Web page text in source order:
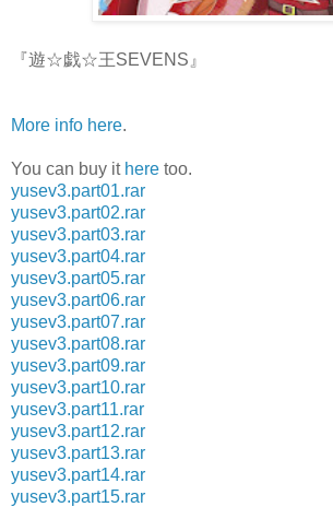
『遊☆戯☆王SEVENS』
More info here.
You can buy it here too.
yusev3.part01.rar
yusev3.part02.rar
yusev3.part03.rar
yusev3.part04.rar
yusev3.part05.rar
yusev3.part06.rar
yusev3.part07.rar
yusev3.part08.rar
yusev3.part09.rar
yusev3.part10.rar
yusev3.part11.rar
yusev3.part12.rar
yusev3.part13.rar
yusev3.part14.rar
yusev3.part15.rar